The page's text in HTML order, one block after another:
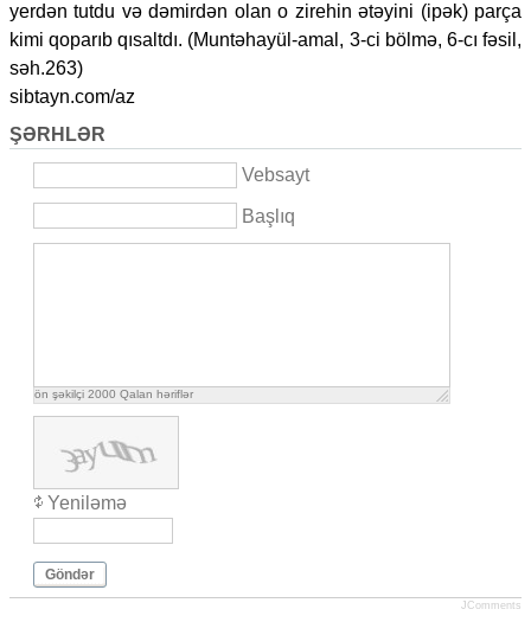
yerdən tutdu və dəmirdən olan o zirehin ətəyini (ipək) parça
kimi qoparıb qısaltdı. (Muntəhayül-amal, 3-ci bölmə, 6-cı fəsil,
səh.263)
sibtayn.com/az
ŞƏRHLƏR
Vebsayt
Başlıq
ön şəkilçi 2000 Qalan həriflər
Yeniləmə
Göndər
JComments